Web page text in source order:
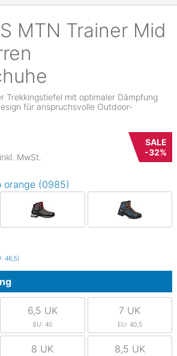
MTN Trainer Mid
Trekkingstiefel mit optimaler Dämpfung
für anspruchsvolle Outdoor-
inkl. MwSt.
SALE
-32%
orange (0985)
46,5)
6,5 UK
EU: 40
7 UK
EU: 40,5
8 UK 8,5 UK